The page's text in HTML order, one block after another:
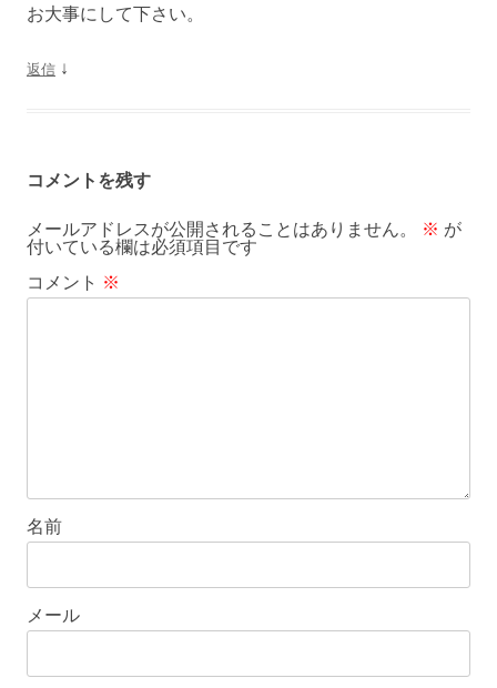
お大事にして下さい。
返信 ↓
コメントを残す
メールアドレスが公開されることはありません。
※ が
付いている欄は必須項目です
コメント ※
名前
メール